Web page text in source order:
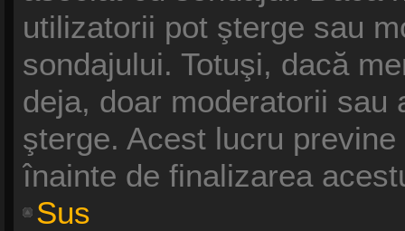
utilizatorii pot şterge sau
sondajului. Totuşi, dacă
deja, doar moderatorii
şterge. Acest lucru
înainte de finalizarea
Sus